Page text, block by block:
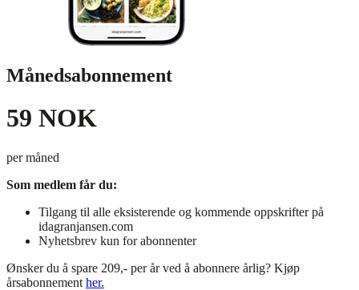
Månedsabonnement
59 NOK
per måned
Som medlem får du:
Tilgang til alle eksisterende og kommende oppskrifter på
idagranjansen.com
Nyhetsbrev kun for abonnenter
Ønsker du å spare 209,- per år ved å abonnere årlig? Kjøp
årsabonnement her.